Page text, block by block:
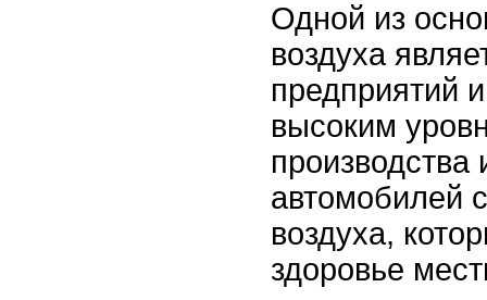
Одной из
воздуха
предприятий
высоким
автомобилей
воздуха,
здоровье